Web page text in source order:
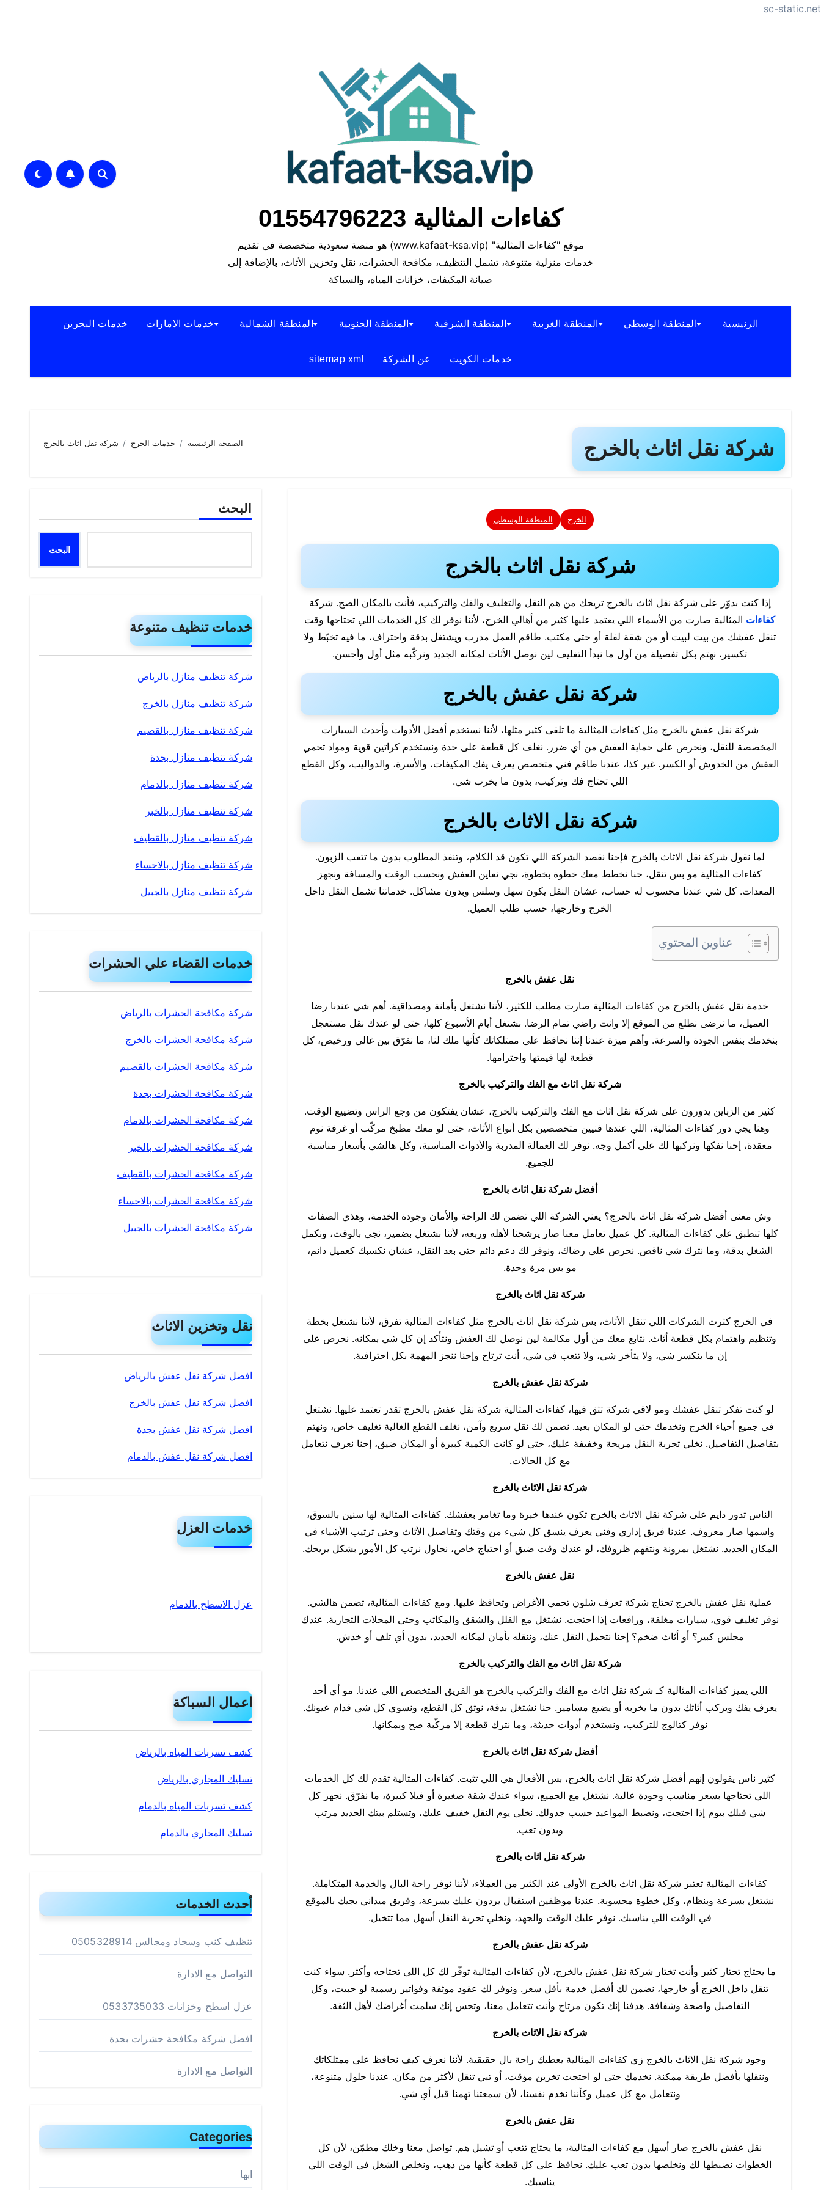
sc-static.net
كفاءات المثالية 01554796223
موقع "كفاءات المثالية" (www.kafaat-ksa.vip) هو منصة سعودية متخصصة في تقديم
خدمات منزلية متنوعة، تشمل التنظيف، مكافحة الحشرات، نقل وتخزين الأثاث، بالإضافة إلى
صيانة المكيفات، خزانات المياه، والسباكة
الرئيسية المنطقة الوسطي المنطقة الغربية المنطقة الشرقية المنطقة الجنوبية المنطقة الشمالية خدمات الامارات خدمات البحرين
خدمات الكويت عن الشركة sitemap xml
شركة نقل اثاث بالخرج الصفحة الرئيسية خدمات الخرج شركة نقل اثاث بالخرج
الخرج المنطقة الوسطي
شركة نقل اثاث بالخرج
إذا كنت بدوّر على شركة نقل اثاث بالخرج تريحك من هم النقل والتغليف والفك والتركيب، فأنت بالمكان الصح. شركة
كفاءات المثالية صارت من الأسماء اللي يعتمد عليها كثير من أهالي الخرج، لأننا نوفر لك كل الخدمات اللي تحتاجها وقت
تنقل عفشك من بيت لبيت أو من شقة لفلة أو حتى مكتب. طاقم العمل مدرب ويشتغل بدقة واحتراف، ما فيه تخبّط ولا
تكسير، نهتم بكل تفصيلة من أول ما نبدأ التغليف لين نوصل الأثاث لمكانه الجديد ونركّبه مثل أول وأحسن.
شركة نقل عفش بالخرج
شركة نقل عفش بالخرج مثل كفاءات المثالية ما تلقى كثير مثلها، لأننا نستخدم أفضل الأدوات وأحدث السيارات
المخصصة للنقل، ونحرص على حماية العفش من أي ضرر. نغلف كل قطعة على حدة ونستخدم كراتين قوية ومواد تحمي
العفش من الخدوش أو الكسر. غير كذا، عندنا طاقم فني متخصص يعرف يفك المكيفات، والأسرة، والدواليب، وكل القطع
اللي تحتاج فك وتركيب، بدون ما يخرب شي.
شركة نقل الاثاث بالخرج
لما نقول شركة نقل الاثاث بالخرج فإحنا نقصد الشركة اللي تكون قد الكلام، وتنفذ المطلوب بدون ما تتعب الزبون.
كفاءات المثالية مو بس تنقل، حنا نخطط معك خطوة بخطوة، نجي نعاين العفش ونحسب الوقت والمسافة ونجهز
المعدات. كل شي عندنا محسوب له حساب، عشان النقل يكون سهل وسلس وبدون مشاكل. خدماتنا تشمل النقل داخل
الخرج وخارجها، حسب طلب العميل.
عناوين المحتوي
نقل عفش بالخرج
خدمة نقل عفش بالخرج من كفاءات المثالية صارت مطلب للكثير، لأننا نشتغل بأمانة ومصداقية. أهم شي عندنا رضا
العميل، ما نرضى نطلع من الموقع إلا وانت راضي تمام الرضا. نشتغل أيام الأسبوع كلها، حتى لو عندك نقل مستعجل
بنخدمك بنفس الجودة والسرعة. وأهم ميزة عندنا إننا نحافظ على ممتلكاتك كأنها ملك لنا، ما نفرّق بين غالي ورخيص، كل
قطعة لها قيمتها واحترامها.
شركة نقل اثاث مع الفك والتركيب بالخرج
كثير من الزباين يدورون على شركة نقل اثاث مع الفك والتركيب بالخرج، عشان يفتكون من وجع الراس وتضييع الوقت.
وهنا يجي دور كفاءات المثالية، اللي عندها فنيين متخصصين بكل أنواع الأثاث، حتى لو معك مطبخ مركّب أو غرفة نوم
معقدة، إحنا نفكها ونركبها لك على أكمل وجه. نوفر لك العمالة المدربة والأدوات المناسبة، وكل هالشي بأسعار مناسبة
للجميع.
أفضل شركة نقل اثاث بالخرج
وش معنى أفضل شركة نقل اثاث بالخرج؟ يعني الشركة اللي تضمن لك الراحة والأمان وجودة الخدمة، وهذي الصفات
كلها تنطبق على كفاءات المثالية. كل عميل تعامل معنا صار يرشحنا لأهله وربعه، لأننا نشتغل بضمير، نجي بالوقت، ونكمل
الشغل بدقة، وما نترك شي ناقص. نحرص على رضاك، ونوفر لك دعم دائم حتى بعد النقل، عشان نكسبك كعميل دائم،
مو بس مرة وحدة.
شركة نقل اثاث بالخرج
في الخرج كثرت الشركات اللي تنقل الأثاث، بس شركة نقل اثاث بالخرج مثل كفاءات المثالية تفرق، لأننا نشتغل بخطة
وتنظيم واهتمام بكل قطعة أثاث. نتابع معك من أول مكالمة لين نوصل لك العفش ونتأكد إن كل شي بمكانه. نحرص على
إن ما ينكسر شي، ولا يتأخر شي، ولا تتعب في شي، أنت ترتاح وإحنا ننجز المهمة بكل احترافية.
شركة نقل عفش بالخرج
لو كنت تفكر تنقل عفشك ومو لاقي شركة تثق فيها، كفاءات المثالية شركة نقل عفش بالخرج تقدر تعتمد عليها. نشتغل
في جميع أحياء الخرج ونخدمك حتى لو المكان بعيد. نضمن لك نقل سريع وآمن، نغلف القطع الغالية تغليف خاص، ونهتم
بتفاصيل التفاصيل. نخلي تجربة النقل مريحة وخفيفة عليك، حتى لو كانت الكمية كبيرة أو المكان ضيق، إحنا نعرف نتعامل
مع كل الحالات.
شركة نقل الاثاث بالخرج
الناس تدور دايم على شركة نقل الاثاث بالخرج تكون عندها خبرة وما تغامر بعفشك. كفاءات المثالية لها سنين بالسوق،
واسمها صار معروف. عندنا فريق إداري وفني يعرف ينسق كل شيء من وقتك وتفاصيل الأثاث وحتى ترتيب الأشياء في
المكان الجديد. نشتغل بمرونة ونتفهم ظروفك، لو عندك وقت ضيق أو احتياج خاص، نحاول نرتب كل الأمور بشكل يريحك.
نقل عفش بالخرج
عملية نقل عفش بالخرج تحتاج شركة تعرف شلون تحمي الأغراض وتحافظ عليها. ومع كفاءات المثالية، تضمن هالشي.
نوفر تغليف قوي، سيارات مغلقة، ورافعات إذا احتجت. نشتغل مع الفلل والشقق والمكاتب وحتى المحلات التجارية. عندك
مجلس كبير؟ أو أثاث ضخم؟ إحنا نتحمل النقل عنك، وننقله بأمان لمكانه الجديد، بدون أي تلف أو خدش.
شركة نقل اثاث مع الفك والتركيب بالخرج
اللي يميز كفاءات المثالية كـ شركة نقل اثاث مع الفك والتركيب بالخرج هو الفريق المتخصص اللي عندنا. مو أي أحد
يعرف يفك ويركب أثاثك بدون ما يخربه أو يضيع مسامير. حنا نشتغل بدقة، نوثق كل القطع، ونسوي كل شي قدام عيونك.
نوفر كتالوج للتركيب، ونستخدم أدوات حديثة، وما نترك قطعة إلا مركّبة صح وبمكانها.
أفضل شركة نقل اثاث بالخرج
كثير ناس يقولون إنهم أفضل شركة نقل اثاث بالخرج، بس الأفعال هي اللي تثبت. كفاءات المثالية تقدم لك كل الخدمات
اللي تحتاجها بسعر مناسب وجودة عالية. نشتغل مع الجميع، سواء عندك شقة صغيرة أو فيلا كبيرة، ما نفرّق. نجهز كل
شي قبلك بيوم إذا احتجت، ونضبط المواعيد حسب جدولك. نخلي يوم النقل خفيف عليك، وتستلم بيتك الجديد مرتب
وبدون تعب.
شركة نقل اثاث بالخرج
كفاءات المثالية تعتبر شركة نقل اثاث بالخرج الأولى عند الكثير من العملاء، لأننا نوفر راحة البال والخدمة المتكاملة.
نشتغل بسرعة وبنظام، وكل خطوة محسوبة. عندنا موظفين استقبال يردون عليك بسرعة، وفريق ميداني يجيك بالموقع
في الوقت اللي يناسبك. نوفر عليك الوقت والجهد، ونخلي تجربة النقل أسهل مما تتخيل.
شركة نقل عفش بالخرج
ما يحتاج تحتار كثير وأنت تختار شركة نقل عفش بالخرج، لأن كفاءات المثالية توفّر لك كل اللي تحتاجه وأكثر. سواء كنت
تنقل داخل الخرج أو خارجها، نضمن لك أفضل خدمة بأقل سعر. ونوفر لك عقود موثقة وفواتير رسمية لو حبيت، وكل
التفاصيل واضحة وشفافة. هدفنا إنك تكون مرتاح وأنت تتعامل معنا، وتحس إنك سلمت أغراضك لأهل الثقة.
شركة نقل الاثاث بالخرج
وجود شركة نقل الاثاث بالخرج زي كفاءات المثالية يعطيك راحة بال حقيقية. لأننا نعرف كيف نحافظ على ممتلكاتك
وننقلها بأفضل طريقة ممكنة. نخدمك حتى لو احتجت تخزين مؤقت، أو تبي تنقل لأكثر من مكان. عندنا حلول متنوعة،
ونتعامل مع كل عميل وكأننا نخدم نفسنا، لأن سمعتنا تهمنا قبل أي شي.
نقل عفش بالخرج
نقل عفش بالخرج صار أسهل مع كفاءات المثالية، ما يحتاج تتعب أو تشيل هم. تواصل معنا وخلك مطمّن، لأن كل
الخطوات نضبطها لك ونخلصها بدون تعب عليك. نحافظ على كل قطعة كأنها من ذهب، ونخلص الشغل في الوقت اللي
يناسبك.
البحث
البحث
خدمات تنظيف متنوعة
شركة تنظيف منازل بالرياض
شركة تنظيف منازل بالخرج
شركة تنظيف منازل بالقصيم
شركة تنظيف منازل بجدة
شركة تنظيف منازل بالدمام
شركة تنظيف منازل بالخبر
شركة تنظيف منازل بالقطيف
شركة تنظيف منازل بالاحساء
شركة تنظيف منازل بالجبيل
خدمات القضاء علي الحشرات
شركة مكافحة الحشرات بالرياض
شركة مكافحة الحشرات بالخرج
شركة مكافحة الحشرات بالقصيم
شركة مكافحة الحشرات بجدة
شركة مكافحة الحشرات بالدمام
شركة مكافحة الحشرات بالخبر
شركة مكافحة الحشرات بالقطيف
شركة مكافحة الحشرات بالاحساء
شركة مكافحة الحشرات بالجبيل
نقل وتخزين الاثاث
افضل شركة نقل عفش بالرياض
افضل شركة نقل عفش بالخرج
افضل شركة نقل عفش بجدة
افضل شركة نقل عفش بالدمام
خدمات العزل
عزل الاسطح بالدمام
اعمال السباكة
كشف تسربات المياه بالرياض
تسليك المجاري بالرياض
كشف تسربات المياه بالدمام
تسليك المجاري بالدمام
أحدث الخدمات
تنظيف كنب وسجاد ومجالس 0505328914
التواصل مع الادارة
عزل اسطح وخزانات 0533735033
افضل شركة مكافحة حشرات بجدة
التواصل مع الادارة
Categories
ابها